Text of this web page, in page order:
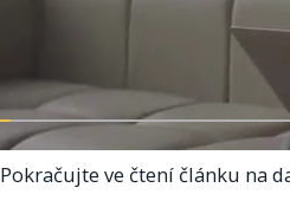
Pokračujte ve čtení článku na